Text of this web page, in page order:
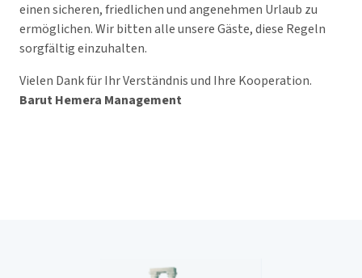
einen sicheren, friedlichen und angenehmen Urlaub zu
ermöglichen. Wir bitten alle unsere Gäste, diese Regeln
sorgfältig einzuhalten.
Vielen Dank für Ihr Verständnis und Ihre Kooperation.
Barut Hemera Management